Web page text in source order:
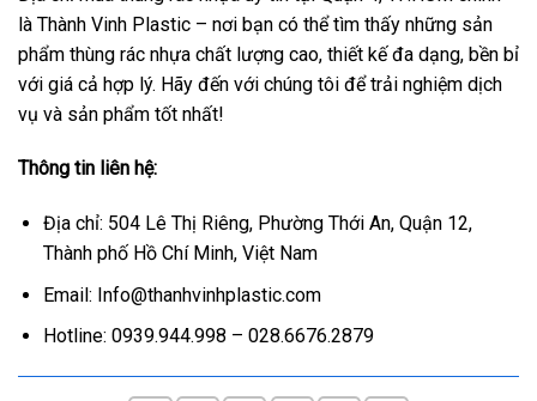
là Thành Vinh Plastic – nơi bạn có thể tìm thấy những sản
phẩm thùng rác nhựa chất lượng cao, thiết kế đa dạng, bền bỉ
với giá cả hợp lý. Hãy đến với chúng tôi để trải nghiệm dịch
vụ và sản phẩm tốt nhất!
Thông tin liên hệ:
Địa chỉ: 504 Lê Thị Riêng, Phường Thới An, Quận 12,
Thành phố Hồ Chí Minh, Việt Nam
Email: Info@thanhvinhplastic.com
Hotline: 0939.944.998 – 028.6676.2879